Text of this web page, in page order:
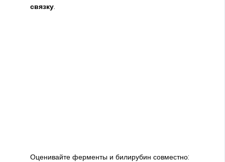
связку.
Оценивайте ферменты и билирубин совместно: